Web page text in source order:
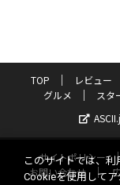
TOP レビュー
グルメ
スタ
サイトポリシー
お問い合わせ
このサイトでは、利
Cookieを使用して